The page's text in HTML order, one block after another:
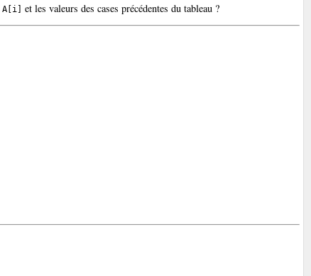
A[i] et les valeurs des cases précédentes du tableau ?